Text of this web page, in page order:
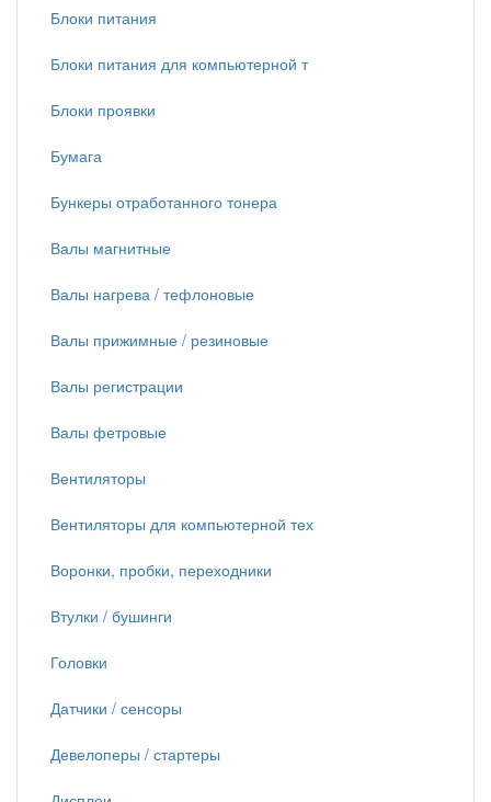
Блоки питания
Блоки питания для компьютерной т
Блоки проявки
Бумага
Бункеры отработанного тонера
Валы магнитные
Валы нагрева / тефлоновые
Валы прижимные / резиновые
Валы регистрации
Валы фетровые
Вентиляторы
Вентиляторы для компьютерной тех
Воронки, пробки, переходники
Втулки / бушинги
Головки
Датчики / сенсоры
Девелоперы / стартеры